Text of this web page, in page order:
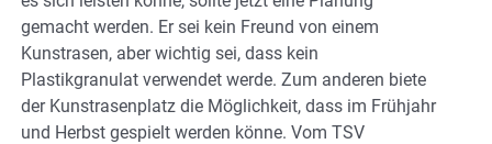
gemacht werden. Er sei kein Freund von einem
Kunstrasen, aber wichtig sei, dass kein
Plastikgranulat verwendet werde. Zum anderen biete
der Kunstrasenplatz die Möglichkeit, dass im Frühjahr
und Herbst gespielt werden könne. Vom TSV